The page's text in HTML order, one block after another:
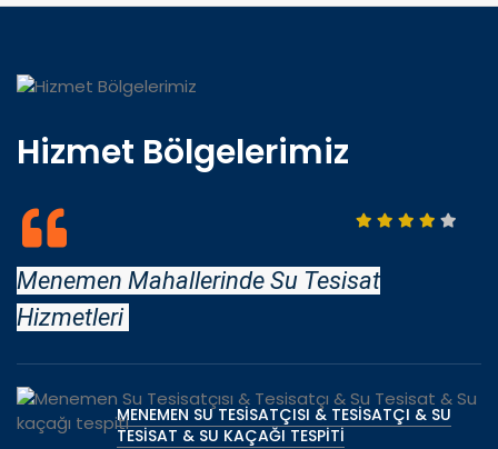
Hizmet Bölgelerimiz
Menemen Mahallerinde Su Tesisat
Hizmetleri
MENEMEN SU TESISATÇISI & TESISATÇI & SU
TESISAT & SU KAÇAĞI TESPITI